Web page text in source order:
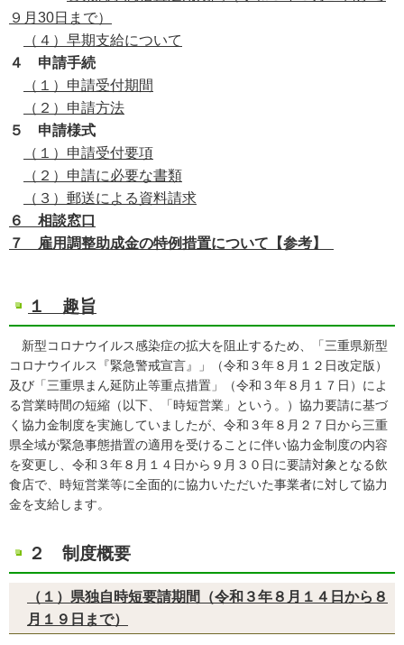
９月30日まで）
（４）早期支給について
４ 申請手続
（１）申請受付期間
（２）申請方法
５ 申請様式
（１）申請受付要項
（２）申請に必要な書類
（３）郵送による資料請求
６ 相談窓口
７ 雇用調整助成金の特例措置について【参考】
１ 趣旨
新型コロナウイルス感染症の拡大を阻止するため、「三重県新型
コロナウイルス『緊急警戒宣言』」（令和３年８月１２日改定版）
及び「三重県まん延防止等重点措置」（令和３年８月１７日）によ
る営業時間の短縮（以下、「時短営業」という。）協力要請に基づ
く協力金制度を実施していましたが、令和３年８月２７日から三重
県全域が緊急事態措置の適用を受けることに伴い協力金制度の内容
を変更し、令和３年８月１４日から９月３０日に要請対象となる飲
食店で、時短営業等に全面的に協力いただいた事業者に対して協力
金を支給します。
２ 制度概要
（１）県独自時短要請期間（令和３年８月１４日から８
月１９日まで）